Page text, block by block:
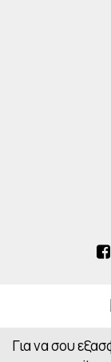
Για να σου